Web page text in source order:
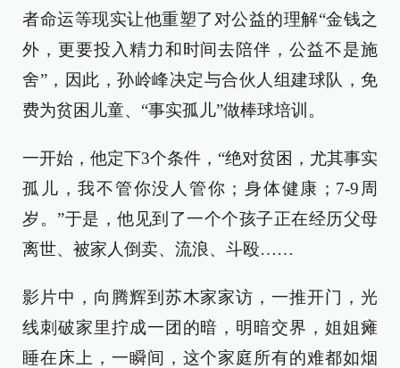
者命运等现实让他重塑了对公益的理解“金钱之
外，更要投入精力和时间去陪伴，公益不是施
舍”，因此，孙岭峰决定与合伙人组建球队，免
费为贫困儿童、“事实孤儿”做棒球培训。
一开始，他定下3个条件，“绝对贫困，尤其事实
孤儿，我不管你没人管你；身体健康；7-9周
岁。”于是，他见到了一个个孩子正在经历父母
离世、被家人倒卖、流浪、斗殴……
影片中，向腾辉到苏木家家访，一推开门，光
线刺破家里拧成一团的暗，明暗交界，姐姐瘫
睡在床上，一瞬间，这个家庭所有的难都如烟